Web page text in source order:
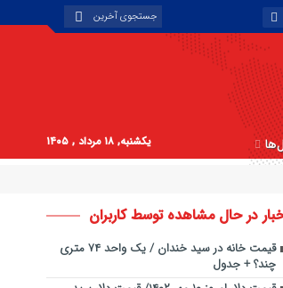
یکشنبه, ۱۸ مرداد , ۱۴۰۵
در حال مشاهده توسط کاربران
قیمت خانه در سید خندان / یک واحد ۷۴ متری
چند؟ + جدول